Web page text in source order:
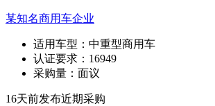
某知名商用车企业
适用车型： 中重型商用车
认证要求： 16949
采购量： 面议
16天前发布近期采购